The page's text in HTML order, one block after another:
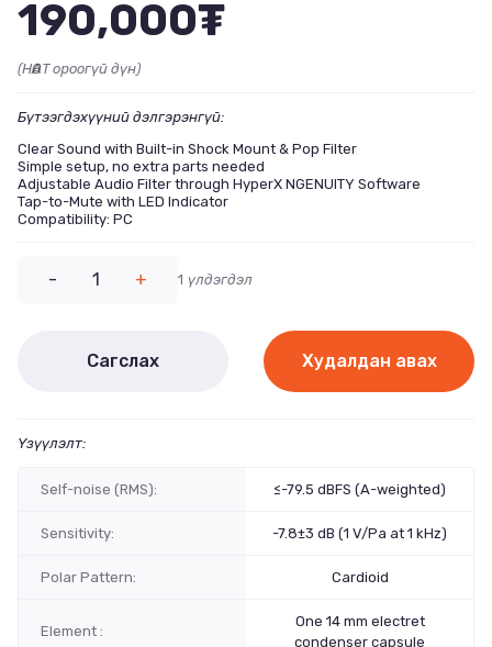
190,000₮
(НӨАТ ороогүй дүн)
Бүтээгдэхүүний дэлгэрэнгүй:
Clear Sound with Built-in Shock Mount & Pop Filter
Simple setup, no extra parts needed
Adjustable Audio Filter through HyperX NGENUITY Software
Tap-to-Mute with LED Indicator
Compatibility: PC
- 1 + 1 үлдэгдэл
Сагслах Худалдан авах
Үзүүлэлт:
Self-noise (RMS): ≤-79.5 dBFS (A-weighted)
Sensitivity: -7.8±3 dB (1 V/Pa at 1 kHz)
Polar Pattern: Cardioid
Element :
One 14 mm electret
condenser capsule